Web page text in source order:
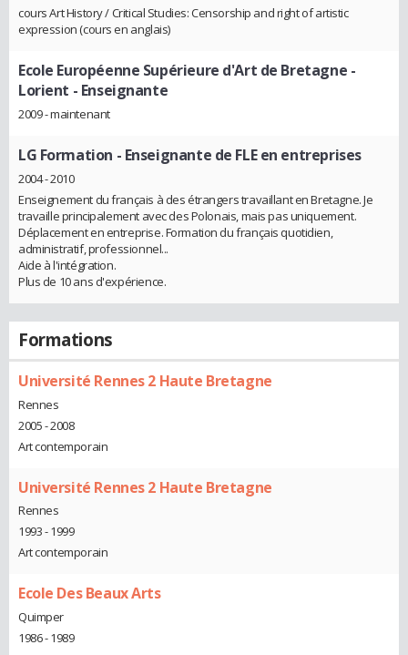
cours Art History / Critical Studies: Censorship and right of artistic
expression (cours en anglais)
Ecole Européenne Supérieure d'Art de Bretagne -
Lorient - Enseignante
2009 - maintenant
LG Formation - Enseignante de FLE en entreprises
2004 - 2010
Enseignement du français à des étrangers travaillant en Bretagne. Je
travaille principalement avec des Polonais, mais pas uniquement.
Déplacement en entreprise. Formation du français quotidien,
administratif, professionnel...
Aide à l'intégration.
Plus de 10 ans d'expérience.
Formations
Université Rennes 2 Haute Bretagne
Rennes
2005 - 2008
Art contemporain
Université Rennes 2 Haute Bretagne
Rennes
1993 - 1999
Art contemporain
Ecole Des Beaux Arts
Quimper
1986 - 1989